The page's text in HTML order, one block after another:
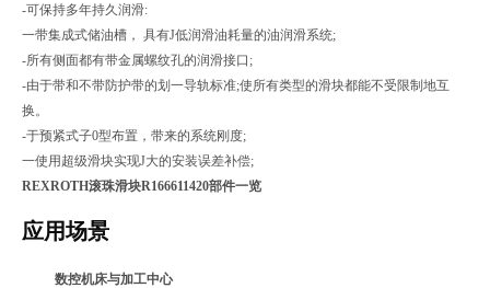
-可保持多年持久润滑:
一带集成式储油槽， 具有J低润滑油耗量的油润滑系统;
-所有侧面都有带金属螺纹孔的润滑接口;
-由于带和不带防护带的划一导轨标准;使所有类型的滑块都能不受限制地互
换。
-于预紧式子0型布置，带来的系统刚度;
一使用超级滑块实现J大的安装误差补偿;
REXROTH滚珠滑块R166611420部件一览
应用场景
数控机床与加工中心